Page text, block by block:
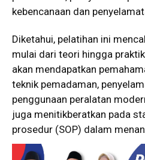
kebencanaan dan
Diketahui, pelatihan ini
mulai dari teori hingga
akan mendapatkan
teknik pemadaman,
penggunaan peralatan
juga menitikberatkan pada
prosedur (SOP) dalam